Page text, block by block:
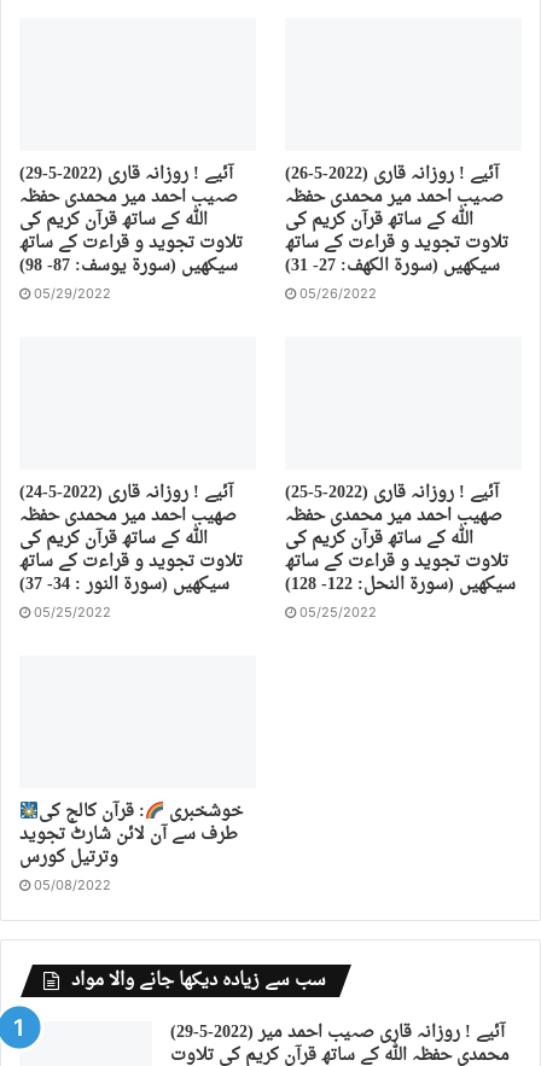
(29-5-2022) آئیے ! روزانہ قاری
صہیب احمد میر محمدی حفظہ
اللہ کے ساتھ قرآن کریم کی
تلاوت تجوید و قراءت کے ساتھ
سیکھیں (سورة يوسف: 87- 98)
05/29/2022
(26-5-2022) آئیے ! روزانہ قاری
صہیب احمد میر محمدی حفظہ
اللہ کے ساتھ قرآن کریم کی
تلاوت تجوید و قراءت کے ساتھ
سیکھیں (سورة الكهف: 27- 31)
05/26/2022
(24-5-2022) آئیے ! روزانہ قاری
صهیب احمد میر محمدی حفظہ
اللہ کے ساتھ قرآن کریم کی
تلاوت تجوید و قراءت کے ساتھ
سیکھیں (سورة النور : 34- 37)
05/25/2022
(25-5-2022) آئیے ! روزانہ قاری
صهیب احمد میر محمدی حفظہ
اللہ کے ساتھ قرآن کریم کی
تلاوت تجوید و قراءت کے ساتھ
سیکھیں (سورة النحل: 122- 128)
05/25/2022
خوشخبری : قرآن کالج کی
طرف سے آن لائن شارٹ تجوید
وترتیل کورس
05/08/2022
سب سے زیادہ دیکھا جانے والا مواد
(29-5-2022) آئیے ! روزانہ قاری صہیب احمد میر
محمدی حفظہ اللہ کے ساتھ قرآن کریم کی تلاوت